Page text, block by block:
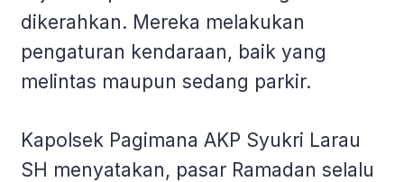
dikerahkan. Mereka melakukan
pengaturan kendaraan, baik yang
melintas maupun sedang parkir.
Kapolsek Pagimana AKP Syukri Larau
SH menyatakan, pasar Ramadan selalu